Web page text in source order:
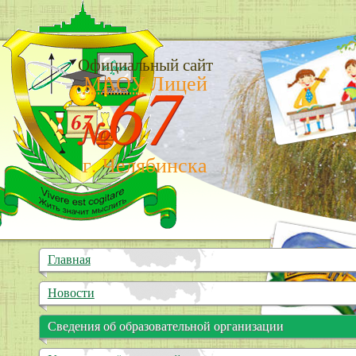
Официальный сайт
МАОУЛицей
№67
г. Челябинска
Главная
Новости
Сведения об образовательной организации
Основные сведения